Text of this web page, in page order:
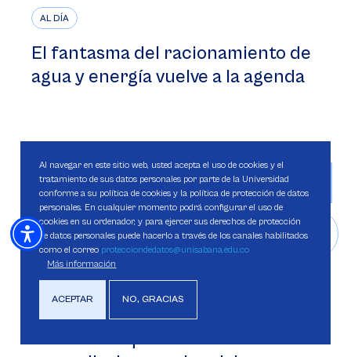
AL DÍA
El fantasma del racionamiento de
agua y energía vuelve a la agenda
AL DÍA
Árbol de Conexiones: el proyecto
estudiantil que fortalece el
Al navegar en este sitio web, usted acepta el uso de cookies y el
tratamiento de sus datos personales por parte de la Universidad
conforme a su política de cookies y la política de protección de datos
personales. En cualquier momento podrá configurar el uso de
cookies en su ordenador, y para ejercer sus derechos de protección
de datos personales puede hacerlo a través de los canales habilitados
como el correo protecciondedatos@unisabana.edu.co
Más información
ACEPTAR NO, GRACIAS